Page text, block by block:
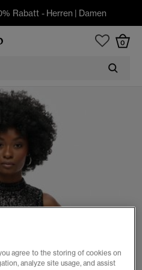
Rabatt - Herren | Damen
0
agree to the storing of cookies on
analyze site usage, and assist